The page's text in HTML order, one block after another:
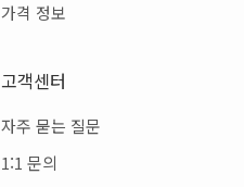
가격 정보
고객센터
자주 묻는 질문
1:1 문의